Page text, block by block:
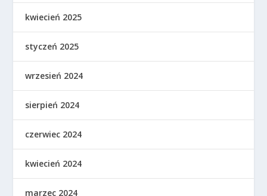
kwiecień 2025
styczeń 2025
wrzesień 2024
sierpień 2024
czerwiec 2024
kwiecień 2024
marzec 2024